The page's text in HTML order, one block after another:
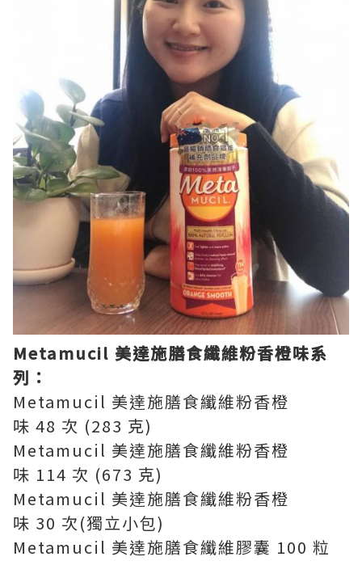
Metamucil 美達施膳食纖維粉香橙味系
列 ：
Metamucil 美達施膳食纖維粉香橙
味 48 次 (283 克)
Metamucil 美達施膳食纖維粉香橙
味 114 次 (673 克)
Metamucil 美達施膳食纖維粉香橙
味 30 次(獨立小包)
Metamucil 美達施膳食纖維膠囊 100 粒